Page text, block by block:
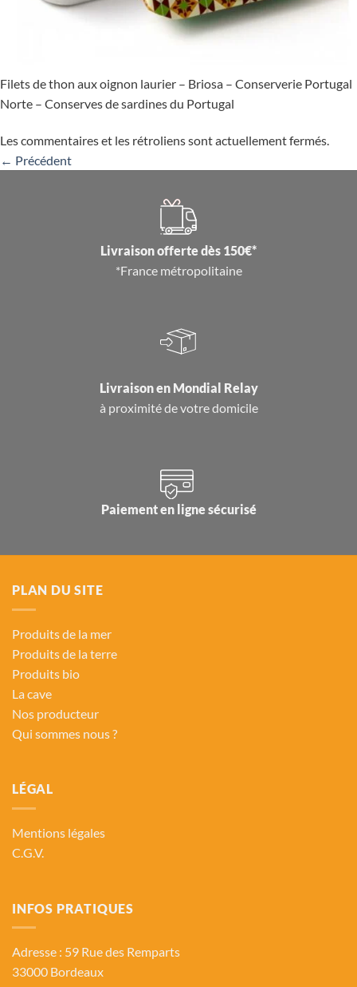
Filets de thon aux oignon laurier – Briosa – Conserverie Portugal
Norte – Conserves de sardines du Portugal
Les commentaires et les rétroliens sont actuellement fermés.
← Précédent
Livraison offerte dès 150€*
*France métropolitaine
Livraison en Mondial Relay
à proximité de votre domicile
Paiement en ligne sécurisé
PLAN DU SITE
Produits de la mer
Produits de la terre
Produits bio
La cave
Nos producteur
Qui sommes nous ?
LÉGAL
Mentions légales
C.G.V.
INFOS PRATIQUES
Adresse : 59 Rue des Remparts
33000 Bordeaux